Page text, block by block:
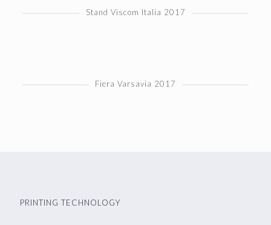
Stand Viscom Italia 2017
Fiera Varsavia 2017
PRINTING TECHNOLOGY